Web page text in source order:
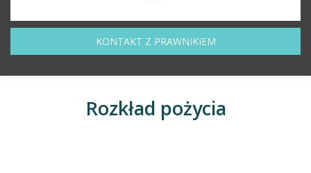
KONTAKT Z PRAWNIKIEM
Rozkład pożycia